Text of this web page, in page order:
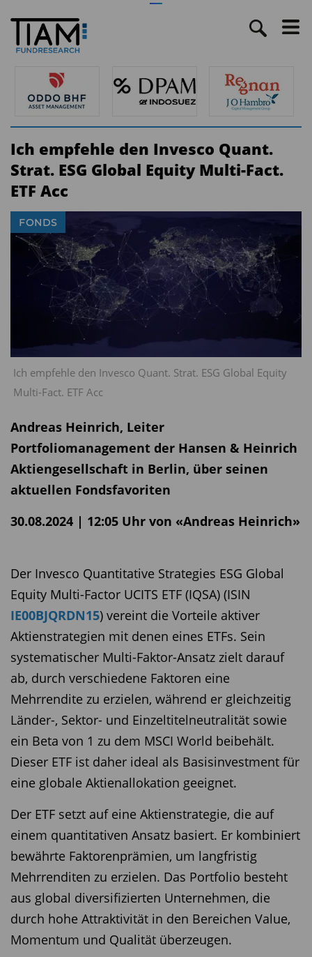
Ich empfehle den Invesco Quant.
Strat. ESG Global Equity Multi-Fact.
ETF Acc
Ich empfehle den Invesco Quant. Strat. ESG Global Equity
Multi-Fact. ETF Acc
FONDS
Andreas Heinrich, Leiter
Portfoliomanagement der Hansen & Heinrich
Aktiengesellschaft in Berlin, über seinen
aktuellen Fondsfavoriten
30.08.2024 | 12:05 Uhr von «Andreas Heinrich»
Der Invesco Quantitative Strategies ESG Global
Equity Multi-Factor UCITS ETF (IQSA) (ISIN
IE00BJQRDN15) vereint die Vorteile aktiver
Aktienstrategien mit denen eines ETFs. Sein
systematischer Multi-Faktor-Ansatz zielt darauf
ab, durch verschiedene Faktoren eine
Mehrrendite zu erzielen, während er gleichzeitig
Länder-, Sektor- und Einzeltitelneutralität sowie
ein Beta von 1 zu dem MSCI World beibehält.
Dieser ETF ist daher ideal als Basisinvestment für
eine globale Aktienallokation geeignet.
Der ETF setzt auf eine Aktienstrategie, die auf
einem quantitativen Ansatz basiert. Er kombiniert
bewährte Faktorenprämien, um langfristig
Mehrrenditen zu erzielen. Das Portfolio besteht
aus global diversifizierten Unternehmen, die
durch hohe Attraktivität in den Bereichen Value,
Momentum und Qualität überzeugen.